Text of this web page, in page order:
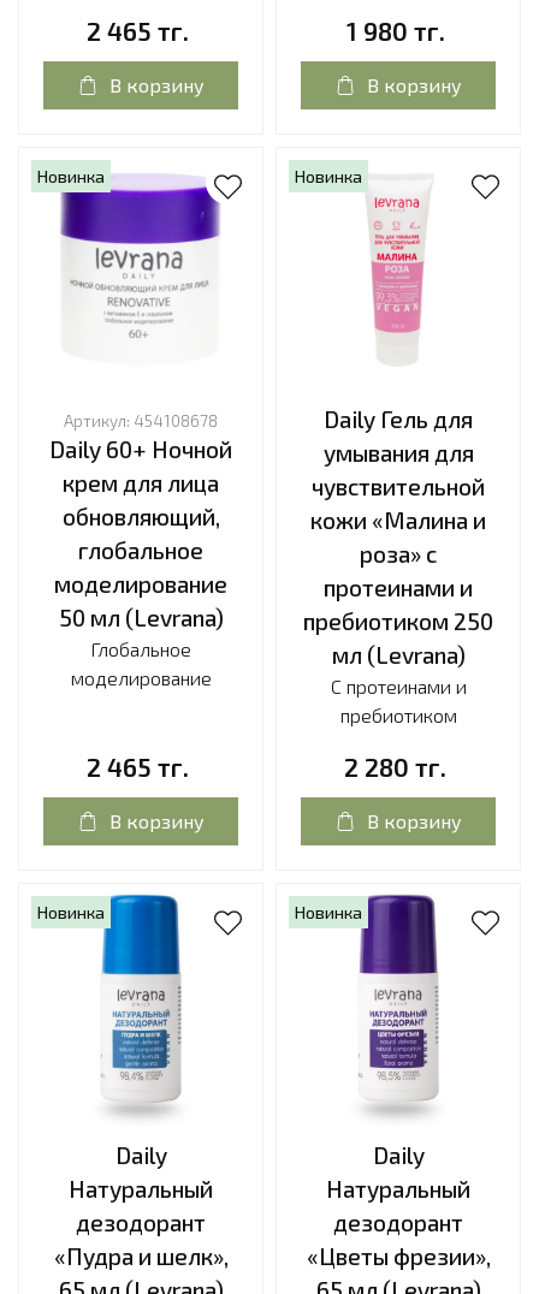
2 465 тг.
В корзину
1 980 тг.
В корзину
Новинка
Артикул: 454108678
Daily 60+ Ночной
крем для лица
обновляющий,
глобальное
моделирование
50 мл (Levrana)
Глобальное
моделирование
2 465 тг.
В корзину
Новинка
Daily Гель для
умывания для
чувствительной
кожи «Малина и
роза» с
протеинами и
пребиотиком 250
мл (Levrana)
С протеинами и
пребиотиком
2 280 тг.
В корзину
Новинка
Daily
Натуральный
дезодорант
«Пудра и шелк»,
Новинка
Daily
Натуральный
дезодорант
«Цветы фрезии»,